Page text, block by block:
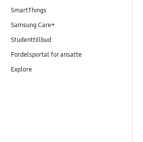
SmartThings
Samsung Care+
Studenttillbud
Fordelsportal for ansatte
Explore